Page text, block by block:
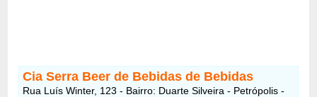
Cia Serra Beer de Bebidas de Bebidas
Rua Luís Winter, 123 - Bairro: Duarte Silveira - Petrópolis -